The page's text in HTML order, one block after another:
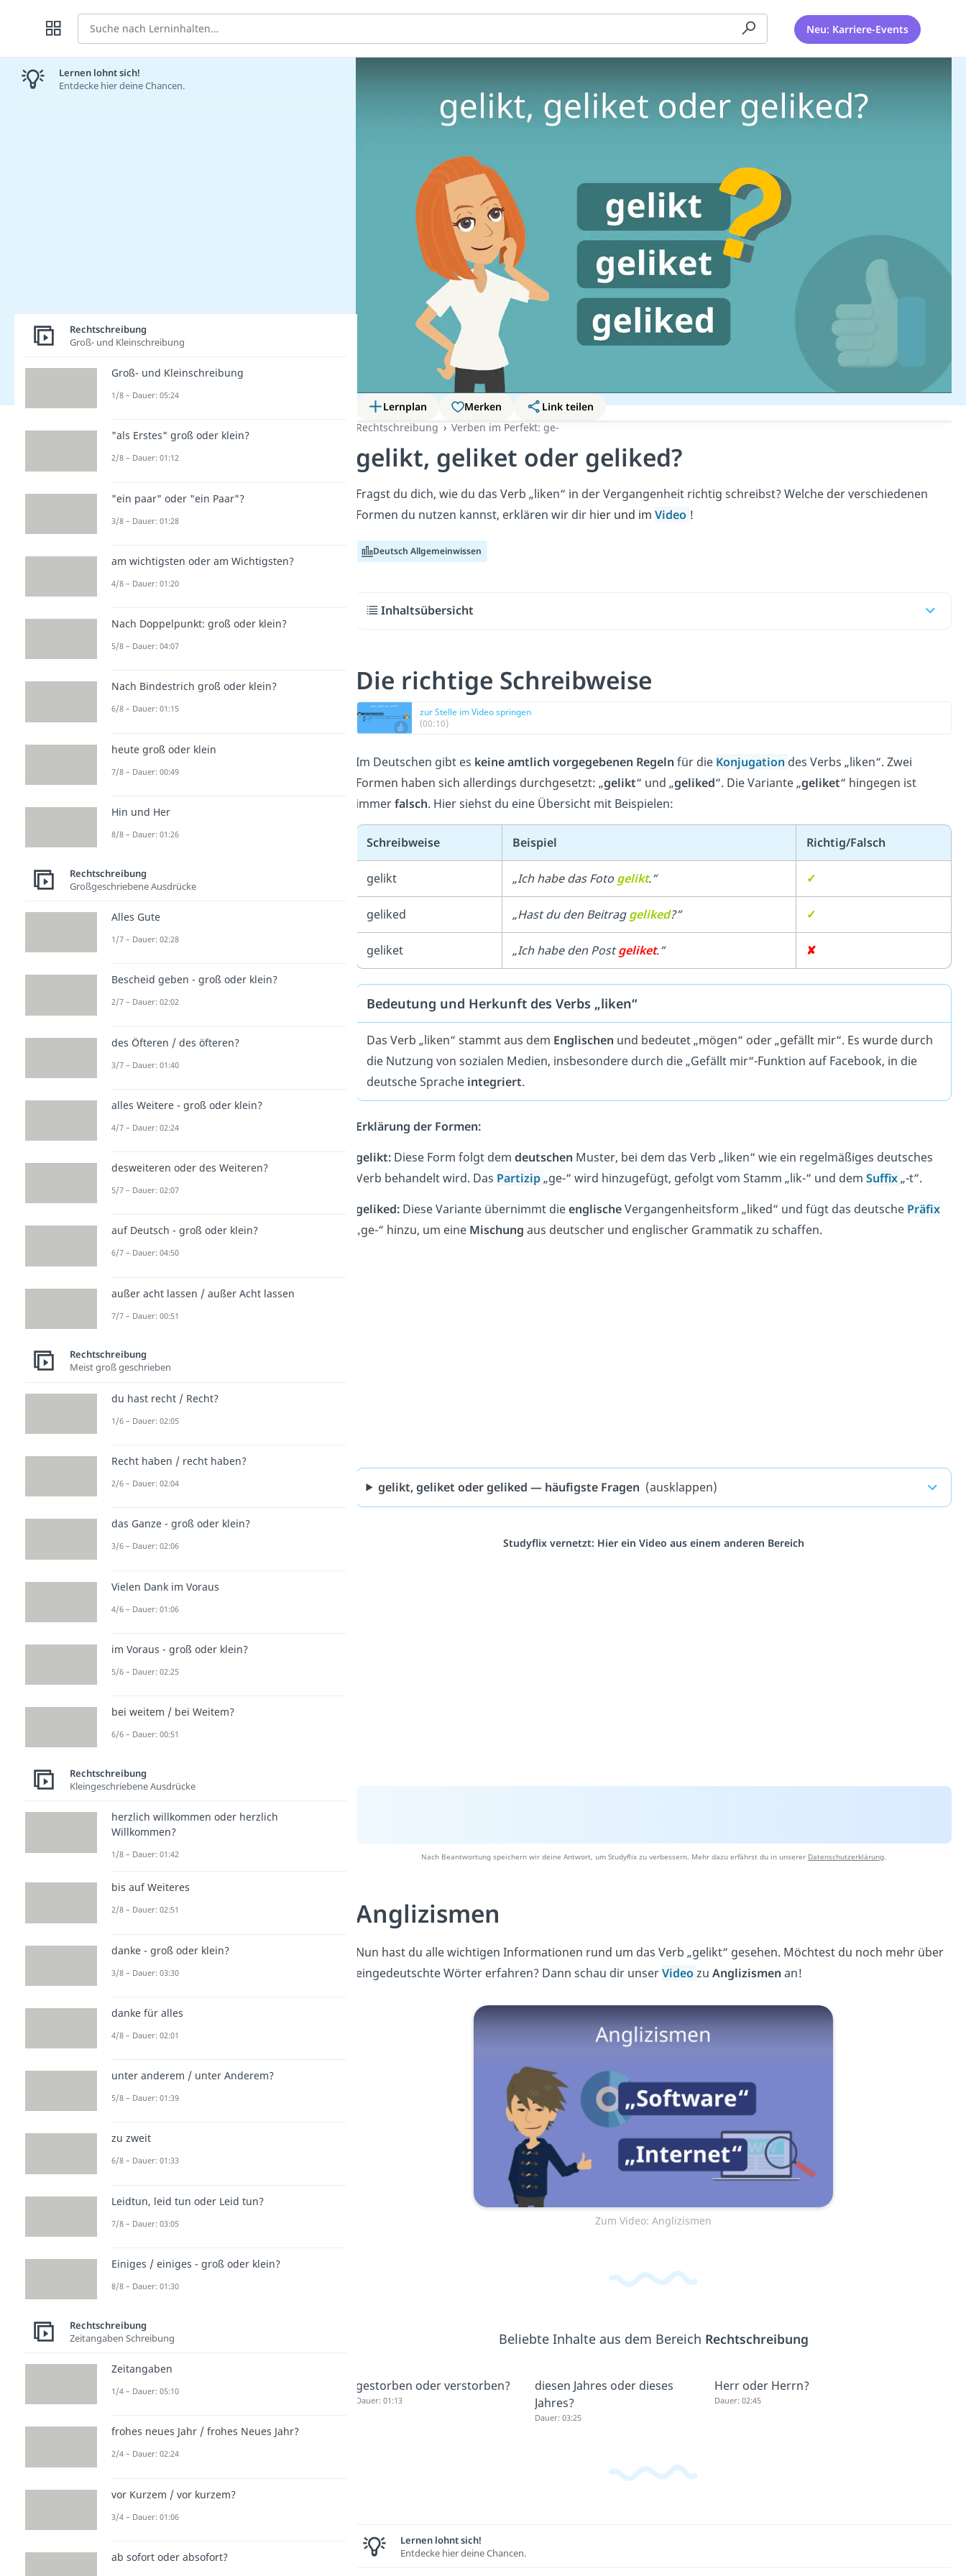
Suche Neu: Karriere-Events
Lernplan Merken
Link teilen
Rechtschreibung
Verben im Perfekt: ge-
gelikt, geliket oder geliked?
Fragst du dich, wie du das Verb „liken“ in der Vergangenheit richtig schreibst? Welche der verschiedenen
Formen du nutzen kannst, erklären wir dir hier und im Video !
Deutsch Allgemeinwissen
Inhaltsübersicht
Die richtige Schreibweise
zur Stelle im Video springen
(00:10)
Im Deutschen gibt es keine amtlich vorgegebenen Regeln für die Konjugation des Verbs „liken“. Zwei
Formen haben sich allerdings durchgesetzt: „gelikt“ und „geliked“. Die Variante „geliket“ hingegen ist
immerfalsch. Hier siehst du eine Übersicht mit Beispielen:
Schreibweise Beispiel Richtig/Falsch
gelikt „Ich habe das Foto gelikt.“ ✓
geliked „Hast du den Beitraggeliked?“ ✓
geliket „Ich habe den Postgeliket.“ ✘
Bedeutung und Herkunft des Verbs „liken“
Das Verb „liken“ stammt aus dem Englischen und bedeutet „mögen“ oder „gefällt mir“. Es wurde durch
die Nutzung von sozialen Medien, insbesondere durch die „Gefällt mir“-Funktion auf Facebook, in die
deutsche Sprache integriert.
Erklärung der Formen:
gelikt:Diese Form folgt dem deutschen Muster, bei dem das Verb „liken“ wie ein regelmäßiges deutsches
Verb behandelt wird. Das Partizip„ge-“ wird hinzugefügt, gefolgt vom Stamm „lik-“ und dem Suffix„-t“.
geliked:Diese Variante übernimmt dieenglischeVergangenheitsform „liked“ und fügt das deutsche Präfix
„ge-“ hinzu, um eine Mischung aus deutscher und englischer Grammatik zu schaffen.
gelikt, geliket oder geliked — häufigste Fragen (ausklappen)
Studyflix vernetzt: Hier ein Video aus einem anderen Bereich
Nach Beantwortung speichern wir deine Antwort, um Studyflix zu verbessern. Mehr dazu erfährst du in unserer Datenschutzerklärung.
Anglizismen
Nun hast du alle wichtigen Informationen rund um das Verb „gelikt“ gesehen. Möchtest du noch mehr über
eingedeutschte Wörter erfahren? Dann schau dir unserVideo zu Anglizismen an!
Zum Video: Anglizismen
Beliebte Inhalte aus dem Bereich Rechtschreibung
gestorben oder verstorben?
Dauer: 01:13
diesen Jahres oder dieses
Jahres?
Dauer: 03:25
Herr oder Herrn?
Dauer: 02:45
Lernen lohnt sich!
Entdecke hier deine Chancen.
Lernen lohnt sich!
Entdecke hier deine Chancen.
Rechtschreibung
Groß- und Kleinschreibung
Groß- und Kleinschreibung
1/8 – Dauer: 05:24
"als Erstes" groß oder klein?
2/8 – Dauer: 01:12
"ein paar" oder "ein Paar"?
3/8 – Dauer: 01:28
am wichtigsten oder am Wichtigsten?
4/8 – Dauer: 01:20
Nach Doppelpunkt: groß oder klein?
5/8 – Dauer: 04:07
Nach Bindestrich groß oder klein?
6/8 – Dauer: 01:15
heute groß oder klein
7/8 – Dauer: 00:49
Hin und Her
8/8 – Dauer: 01:26
Rechtschreibung
Großgeschriebene Ausdrücke
Alles Gute
1/7 – Dauer: 02:28
Bescheid geben - groß oder klein?
2/7 – Dauer: 02:02
des Öfteren / des öfteren?
3/7 – Dauer: 01:40
alles Weitere - groß oder klein?
4/7 – Dauer: 02:24
desweiteren oder des Weiteren?
5/7 – Dauer: 02:07
auf Deutsch - groß oder klein?
6/7 – Dauer: 04:50
außer acht lassen / außer Acht lassen
7/7 – Dauer: 00:51
Rechtschreibung
Meist groß geschrieben
du hast recht / Recht?
1/6 – Dauer: 02:05
Recht haben / recht haben?
2/6 – Dauer: 02:04
das Ganze - groß oder klein?
3/6 – Dauer: 02:06
Vielen Dank im Voraus
4/6 – Dauer: 01:06
im Voraus - groß oder klein?
5/6 – Dauer: 02:25
bei weitem / bei Weitem?
6/6 – Dauer: 00:51
Rechtschreibung
Kleingeschriebene Ausdrücke
herzlich willkommen oder herzlich
Willkommen?
1/8 – Dauer: 01:42
bis auf Weiteres
2/8 – Dauer: 02:51
danke - groß oder klein?
3/8 – Dauer: 03:30
danke für alles
4/8 – Dauer: 02:01
unter anderem / unter Anderem?
5/8 – Dauer: 01:39
zu zweit
6/8 – Dauer: 01:33
Leidtun, leid tun oder Leid tun?
7/8 – Dauer: 03:05
Einiges / einiges - groß oder klein?
8/8 – Dauer: 01:30
Rechtschreibung
Zeitangaben Schreibung
Zeitangaben
1/4 – Dauer: 05:10
frohes neues Jahr / frohes Neues Jahr?
2/4 – Dauer: 02:24
vor Kurzem / vor kurzem?
3/4 – Dauer: 01:06
ab sofort oder absofort?